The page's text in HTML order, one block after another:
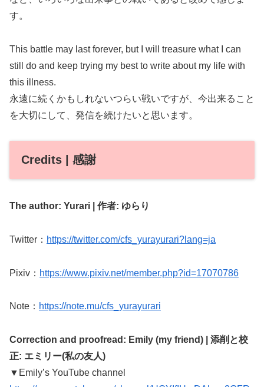
す。
This battle may last forever, but I will treasure what I can
still do and keep trying my best to write about my life with
this illness.
永遠に続くかもしれないつらい戦いですが、今出来ること
を大切にして、発信を続けたいと思います。
Credits | 感謝
The author: Yurari | 作者: ゆらり
Twitter： https://twitter.com/cfs_yurayurari?lang=ja
Pixiv： https://www.pixiv.net/member.php?id=17070786
Note： https://note.mu/cfs_yurayurari
Correction and proofread: Emily (my friend) | 添削と校
正: エミリー(私の友人)
▼Emily’s YouTube channel